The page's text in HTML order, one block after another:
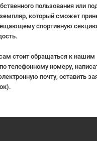
пользования или
который сможет
спортивную
стоит обращаться к нашим
телефонному номеру,
почту, оставить